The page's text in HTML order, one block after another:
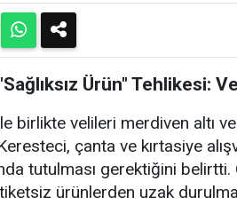
Ürün" Tehlikesi:
birlikte velileri merdiven altı
çanta ve kırtasiye
tutulması gerektiğini belirtti.
ürünlerden uzak